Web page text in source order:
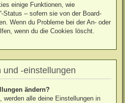
einige Funktionen, wie
Status – sofern sie von der Board-
Wenn du Probleme bei der An- oder
wenn du die Cookies löscht.
und -einstellungen
ändern?
werden alle deine Einstellungen in